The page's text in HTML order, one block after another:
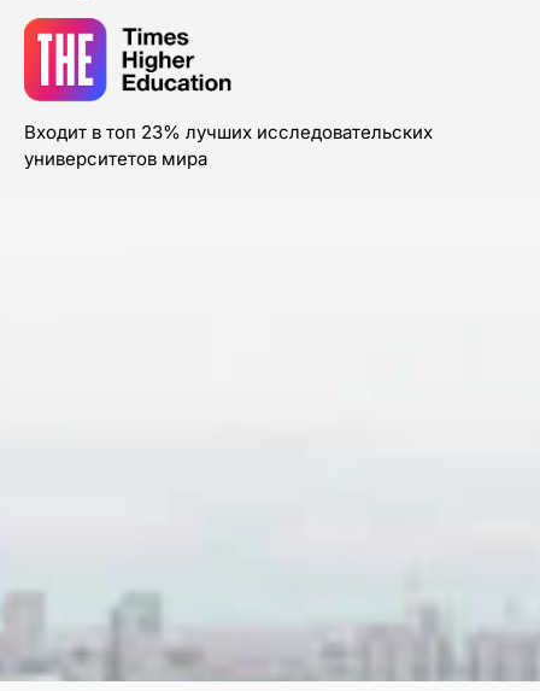
Входит в топ 23% лучших исследовательских
университетов мира